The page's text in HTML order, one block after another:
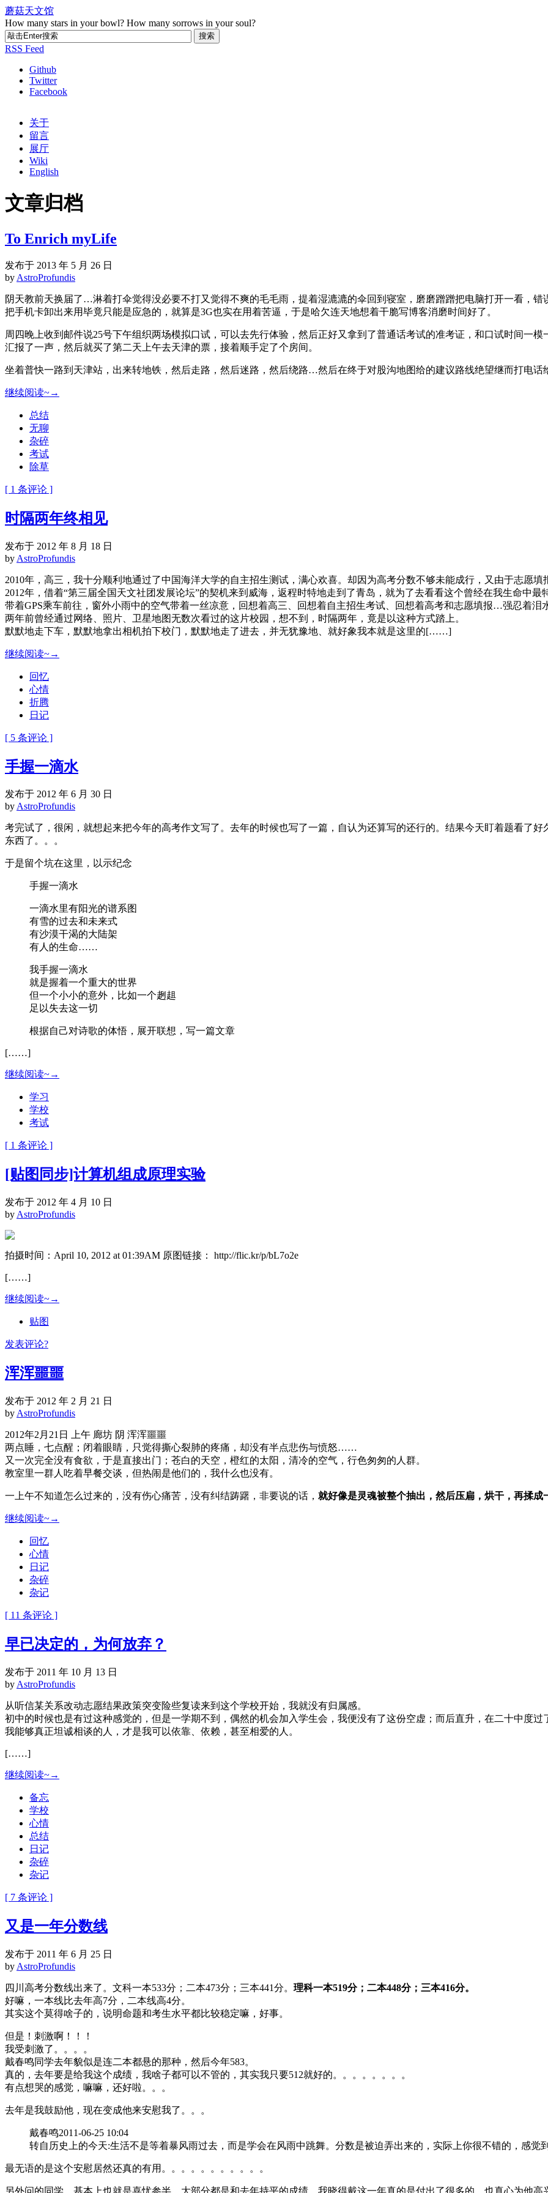
蘑菇天文馆
How many stars in your bowl? How many sorrows in your soul?
RSS Feed
Github
Twitter
Facebook
关于
留言
展厅
Wiki
English
文章归档
To Enrich myLife
发布于 2013 年 5 月 26 日
by AstroProfundis
阴天教前天换届了…淋着打伞觉得没必要不打又觉得不爽的毛毛雨，提着湿漉漉的伞回到寝室，磨磨蹭蹭把电脑打开一看，错
把手机卡卸出来用毕竟只能是应急的，就算是3G也实在用着苦逼，于是哈欠连天地想着干脆写博客消磨时间好了。
周四晚上收到邮件说25号下午组织两场模拟口试，可以去先行体验，然后正好又拿到了普通话考试的准考证，和口试时间一
汇报了一声，然后就买了第二天上午去天津的票，接着顺手定了个房间。
坐着普快一路到天津站，出来转地铁，然后走路，然后迷路，然后绕路…然后在终于对股沟地图给的建议路线绝望继而打电
继续阅读~→
总结
无聊
杂碎
考试
除草
[ 1 条评论 ]
时隔两年终相见
发布于 2012 年 8 月 18 日
by AstroProfundis
2010年，高三，我十分顺利地通过了中国海洋大学的自主招生测试，满心欢喜。却因为高考分数不够未能成行，又由于志愿填
2012年，借着“第三届全国天文社团发展论坛”的契机来到威海，返程时特地走到了青岛，就为了去看看这个曾经在我生命中最
带着GPS乘车前往，窗外小雨中的空气带着一丝凉意，回想着高三、回想着自主招生考试、回想着高考和志愿填报…强忍着泪
两年前曾经通过网络、照片、卫星地图无数次看过的这片校园，想不到，时隔两年，竟是以这种方式踏上。
默默地走下车，默默地拿出相机拍下校门，默默地走了进去，并无犹豫地、就好象我本就是这里的[……]
继续阅读~→
回忆
心情
折腾
日记
[ 5 条评论 ]
手握一滴水
发布于 2012 年 6 月 30 日
byAstroProfundis
考完试了，很闲，就想起来把今年的高考作文写了。去年的时候也写了一篇，自认为还算写的还行的。结果今天盯着题看了
东西了。。。
于是留个坑在这里，以示纪念
手握一滴水
一滴水里有阳光的谱系图
有雪的过去和未来式
有沙漠干渴的大陆架
有人的生命……
我手握一滴水
就是握着一个重大的世界
但一个小小的意外，比如一个趔趄
足以失去这一切
根据自己对诗歌的体悟，展开联想，写一篇文章
[……]
继续阅读~→
学习
学校
考试
[ 1 条评论 ]
[贴图同步]计算机组成原理实验
发布于 2012 年 4 月 10 日
by AstroProfundis
拍摄时间：April 10, 2012 at 01:39AM 原图链接： http://flic.kr/p/bL7o2e
[……]
继续阅读~→
贴图
发表评论?
浑浑噩噩
发布于 2012 年 2 月 21 日
by AstroProfundis
2012年2月21日 上午 廊坊 阴 浑浑噩噩
两点睡，七点醒；闭着眼睛，只觉得撕心裂肺的疼痛，却没有半点悲伤与愤怒……
又一次完全没有食欲，于是直接出门；苍白的天空，橙红的太阳，清冷的空气，行色匆匆的人群。
教室里一群人吃着早餐交谈，但热闹是他们的，我什么也没有。
一上午不知道怎么过来的，没有伤心痛苦，没有纠结踌躇，非要说的话， 就好像是灵魂被整个抽出，然后压扁，烘干，再揉成
继续阅读~→
回忆
心情
日记
杂碎
杂记
[ 11 条评论 ]
早已决定的，为何放弃？
发布于 2011 年 10 月 13 日
by AstroProfundis
从听信某关系改动志愿结果政策突变险些复读来到这个学校开始，我就没有归属感。
初中的时候也是有过这种感觉的，但是一学期不到，偶然的机会加入学生会，我便没有了这份空虚；而后直升，在二十中度
我能够真正坦诚相谈的人，才是我可以依靠、依赖，甚至相爱的人。
[……]
继续阅读~→
备忘
学校
心情
总结
日记
杂碎
杂记
[ 7 条评论 ]
又是一年分数线
发布于 2011 年 6 月 25 日
by AstroProfundis
四川高考分数线出来了。文科一本533分；二本473分；三本441分。 理科一本519分；二本448分；三本416分。
好嘛，一本线比去年高7分，二本线高4分。
其实这个莫得啥子的，说明命题和考生水平都比较稳定嘛，好事。
但是！刺激啊！！！
我受刺激了。。。。
戴春鸣同学去年貌似是连二本都悬的那种，然后今年583。
真的，去年要是给我这个成绩，我啥子都可以不管的，其实我只要512就好的。。。。。。。。
有点想哭的感觉，嘛嘛，还好啦。。。
去年是我鼓励他，现在变成他来安慰我了。。。
戴春鸣2011-06-25 10:04
转自历史上的今天:生活不是等着暴风雨过去，而是学会在风雨中跳舞。分数是被迫弄出来的，实际上你很不错的，感觉
最无语的是这个安慰居然还真的有用。。。。。。。。。。。
另外问的同学，基本上也就是喜忧参半，大部分都是和去年持平的成绩。我晓得戴这一年真的是付出了很多的，也真心为他